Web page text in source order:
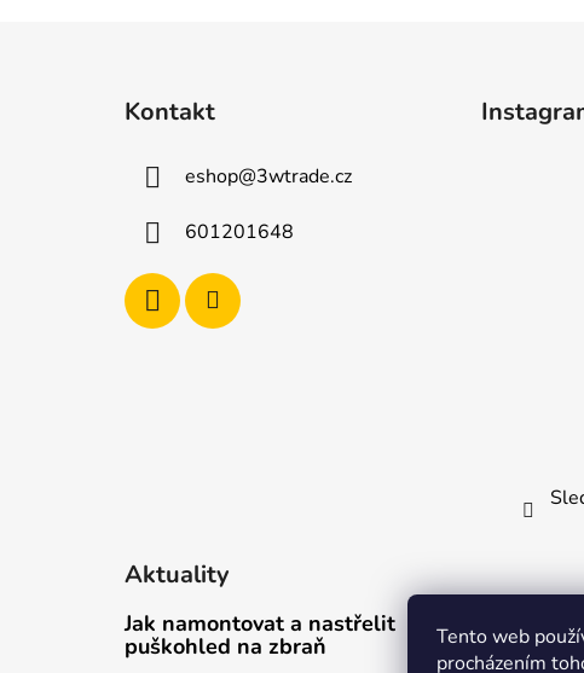
Tento web
procházením
Kontakt
eshop@3wtrade.cz
601201648
Aktuality
Jak namontovat a nastřelit
puškohled na zbraň